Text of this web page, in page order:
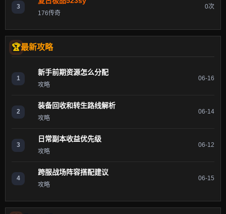
3
176传奇
0次
最新攻略
1
新手前期资源怎么分配
攻略
06-16
2
装备回收和转生路线解析
攻略
06-14
3
日常副本收益优先级
攻略
06-12
4
跨服战场阵容搭配建议
攻略
06-15